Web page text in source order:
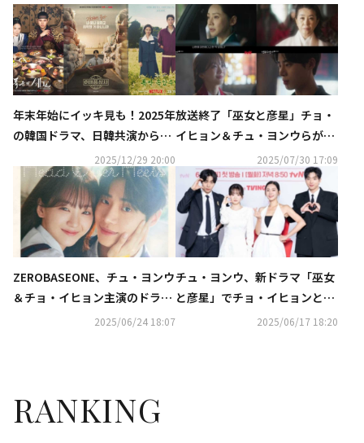
年末年始にイッキ見も！2025年
の韓国ドラマ、日韓共演からリ
メイクまで…話題作を総まとめ
2025/12/29 20:00
放送終了「巫女と彦星」チョ・
イヒョン＆チュ・ヨンウらが迎
えた結末とは？【ネタバレあ
り】
2025/07/30 17:09
ZEROBASEONE、チュ・ヨンウ
＆チョ・イヒョン主演のドラマ
「巫女と彦星」OSTを本日リリ
2025/06/24 18:07
チュ・ヨンウ、新ドラマ「巫女
と彦星」でチョ・イヒョンと再
会“もっときれいになった”
2025/06/17 18:20
RANKING